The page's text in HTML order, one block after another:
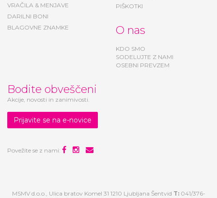
VRAČILA & MENJAVE
DARILNI BONI
BLAGOVNE ZNAMKE
PIŠKOTKI
O nas
KDO SMO
SODELUJTE Z NAMI
OSEBNI PREVZEM
Bodite obveščeni
Akcije, novosti in zanimivosti.
Prijavite se na e-novice
Povežite se z nami:
MSMV d.o.o., Ulica bratov Komel 31 1210 Ljubljana Šentvid T:041/376-